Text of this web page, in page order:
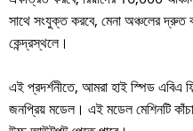
সাথে সংযুক্ত করবে, মেনা অঞ্চলের দ্রুত
কেন্দ্রস্থলে।
এই প্রদর্শনীতে, আমরা হাই স্পিড এবিএ
জনপ্রিয় মডেল। এই মডেল মেশিনটি